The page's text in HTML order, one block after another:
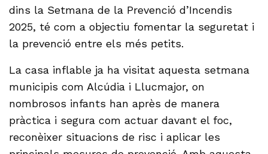
dins la Setmana de la Prevenció d’Incendis
2025, té com a objectiu fomentar la seguretat i
la prevenció entre els més petits.
La casa inflable ja ha visitat aquesta setmana
municipis com Alcúdia i Llucmajor, on
nombrosos infants han après de manera
pràctica i segura com actuar davant el foc,
reconèixer situacions de risc i aplicar les